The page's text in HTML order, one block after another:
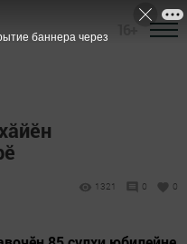
1321 0 0
баннера через